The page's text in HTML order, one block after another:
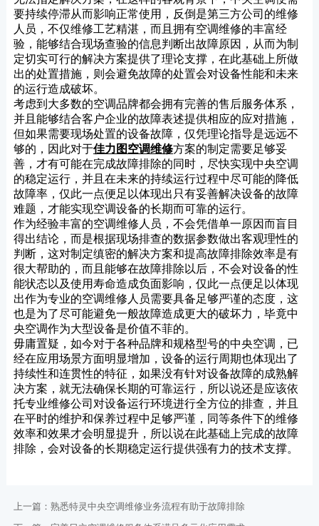
要持续停滞从而影响正常使用，反倒是第三方公司的维修
人员，不仅维修工艺精湛，而且拥有空调维修的丰富经
验，能够结合现场查验的信息判断出故障原因，从而为制
定切实可行的解决方案提供了理论支撑，在此基础上所做
出的处置措施，则会避免故障的处置会对设备性能和未来
的运行造成破坏。
考虑到大多数的空调品牌都会拥有完善的售后服务体系，
并且能够结合客户企业的故障表述提供相应的应对措施，
但如果需要现场处置的设备故障，仅凭理论指导是远远不
够的，因此对于佳力图空调维修方案的制定需要足够妥
善，才有可能在完成故障排除的同时，尽快实现中央空调
的稳定运行，并且在未来的持续运行过程中尽可能的降低
故障率，仅此一点便足以体现出只有妥善解决设备的故障
难题，才能实现空调设备的长期而可靠的运行。
作为经验丰富的空调维修人员，不会凭借单一原因而盲目
得出结论，而是根据现场排查的数据参数做出客观理性的
判断，这对制定缜密的解决方案和提高故障排除效率是有
很大帮助的，而且能够在故障排除以后，不会对设备的性
能状态以及使用寿命造成负面影响，仅此一点便足以体现
出作为专业的空调维修人员需要具备足够严谨的态度，这
也是为了尽可能避免一般故障造成更大的破坏力，毕竟中
央空调作为大型设备是价值不菲的。
毋庸置疑，如今对于各种品牌和规格型号的中央空调，已
经在应用场景方面明显增加，设备的运行周期也体现出了
持续性和连贯性的特征，如果没有针对设备故障的成熟解
决方案，就无法确保长期的可靠运行，所以说还是应该依
托专业维修公司对设备运行环境进行全方位的排查，并且
在平时的维护和保养过程中足够严谨，同等条件下的维修
效率和效果才会明显提升，所以说在此基础上完成的故障
排除，会对设备的长期稳定运行提供强有力的技术支撑。
上一篇： 熟悉特灵中央空调维修业务流程有助于故障排除